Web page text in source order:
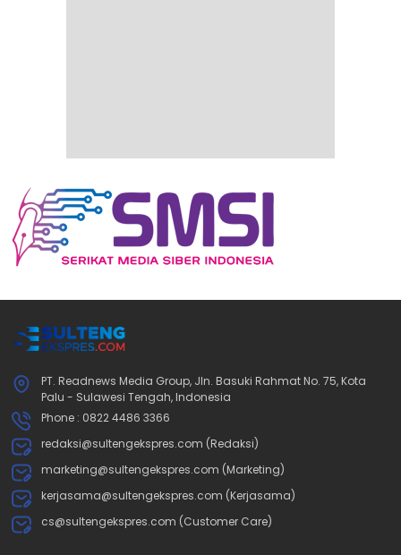
PT. Readnews Media Group, Jln. Basuki Rahmat No. 75, Kota
Palu - Sulawesi Tengah, Indonesia
Phone : 0822 4486 3366
redaksi@sultengekspres.com (Redaksi)
marketing@sultengekspres.com (Marketing)
kerjasama@sultengekspres.com (Kerjasama)
cs@sultengekspres.com (Customer Care)